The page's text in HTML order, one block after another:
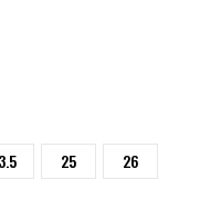
25
26